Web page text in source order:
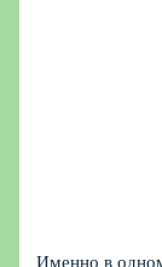
Именно в